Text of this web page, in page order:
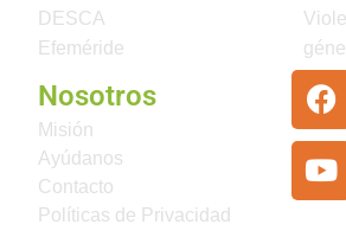
DESCA
Efeméride
Nosotros
Misión
Ayúdanos
Contacto
Políticas de Privacidad